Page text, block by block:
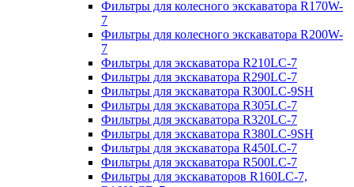
Фильтры для колесного экскаватора R170W-
7
Фильтры для колесного экскаватора R200W-
7
Фильтры для экскаватора R210LC-7
Фильтры для экскаватора R290LC-7
Фильтры для экскаватора R300LC-9SH
Фильтры для экскаватора R305LC-7
Фильтры для экскаватора R320LC-7
Фильтры для экскаватора R380LC-9SH
Фильтры для экскаватора R450LC-7
Фильтры для экскаватора R500LC-7
Фильтры для экскаваторов R160LC-7,